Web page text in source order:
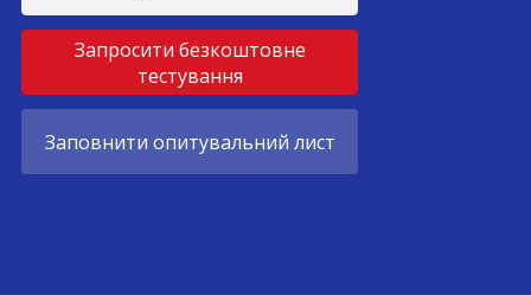
Запросити безкоштовне
тестування
Заповнити опитувальний лист